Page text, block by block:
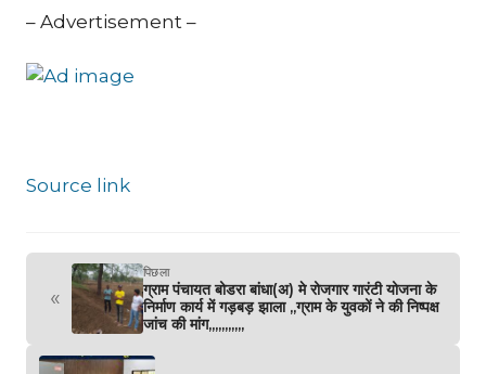
– Advertisement –
Source link
«
पिछला
ग्राम पंचायत बोडरा बांधा(अ) मे रोजगार गारंटी योजना के
निर्माण कार्य में गड़बड़ झाला ,,ग्राम के युवकों ने की निष्पक्ष
जांच की मांग,,,,,,,,,,,